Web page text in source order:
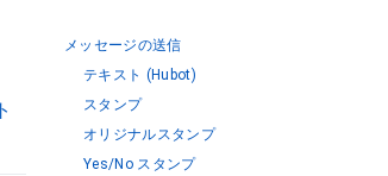
メッセージの送信
テキスト (Hubot)
スタンプ
オリジナルスタンプ
Yes/No スタンプ